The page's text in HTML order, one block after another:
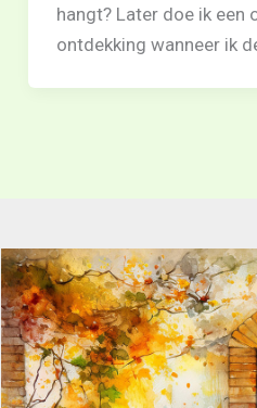
hangt? Later doe ik een
ontdekking wanneer ik